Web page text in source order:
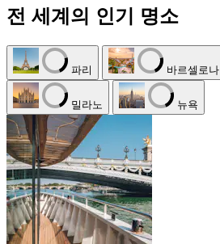
전 세계의 인기 명소
파리 바르셀로나
밀라노 뉴욕